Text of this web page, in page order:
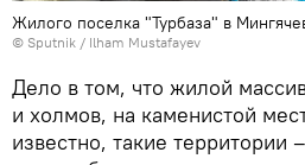
Жилого поселка "Турбаза" в
© Sputnik / Ilham Mustafayev
Дело в том, что жилой
и холмов, на каменистой
известно, такие территории